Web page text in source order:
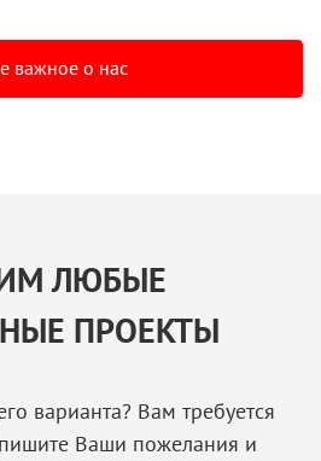
важное о нас
ЛЮБЫЕ
ПРОЕКТЫ
варианта? Вам требуется
Ваши пожелания и